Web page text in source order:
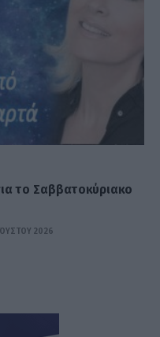
το Σαββατοκύριακο
2026